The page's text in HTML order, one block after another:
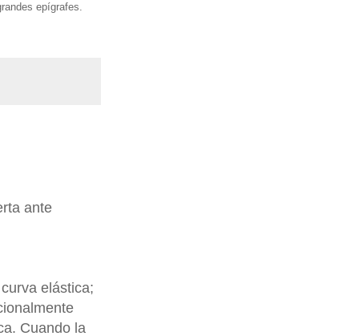
epígrafes.
ante
elástica;
Cuando la